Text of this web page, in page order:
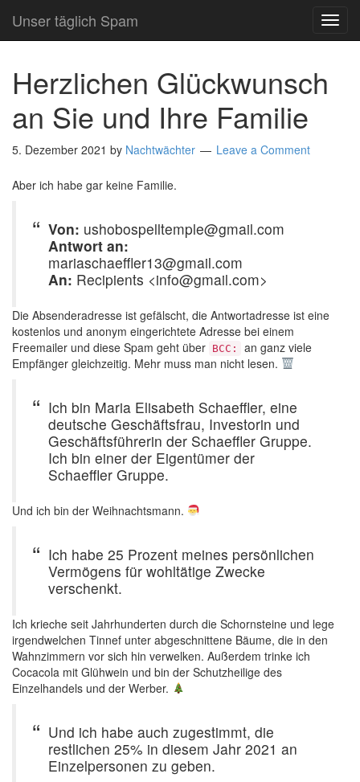
Unser täglich Spam
Herzlichen Glückwunsch
an Sie und Ihre Familie
5. Dezember 2021 by Nachtwächter Leave a Comment
Aber ich habe gar keine Familie.
Von: ushobospelltemple@gmail.com
Antwort an:
mariaschaeffler13@gmail.com
An: Recipients <info@gmail.com>
Die Absenderadresse ist gefälscht, die Antwortadresse ist eine
kostenlos und anonym eingerichtete Adresse bei einem
Freemailer und diese Spam geht über BCC:
an ganz viele
Empfänger gleichzeitig. Mehr muss man nicht lesen.
Ich bin Maria Elisabeth Schaeffler, eine
deutsche Geschäftsfrau, Investorin und
Geschäftsführerin der Schaeffler Gruppe.
Ich bin einer der Eigentümer der
Schaeffler Gruppe.
Und ich bin der Weihnachtsmann.
Ich habe 25 Prozent meines persönlichen
Vermögens für wohltätige Zwecke
verschenkt.
Ich krieche seit Jahrhunderten durch die Schornsteine und lege
irgendwelchen Tinnef unter abgeschnittene Bäume, die in den
Wahnzimmern vor sich hin verwelken. Außerdem trinke ich
Cocacola mit Glühwein und bin der Schutzheilige des
Einzelhandels und der Werber.
Und ich habe auch zugestimmt, die
restlichen 25% in diesem Jahr 2021 an
Einzelpersonen zu geben.